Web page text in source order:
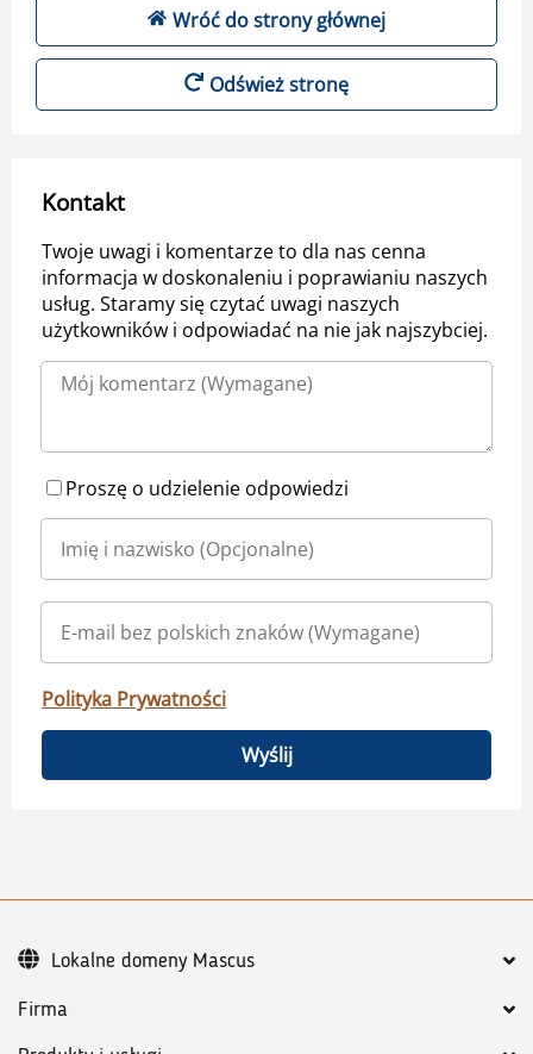
Wróć do strony głównej
Odśwież stronę
Kontakt
Twoje uwagi i komentarze to dla nas cenna
informacja w doskonaleniu i poprawianiu naszych
usług. Staramy się czytać uwagi naszych
użytkowników i odpowiadać na nie jak najszybciej.
Proszę o udzielenie odpowiedzi
Polityka Prywatności
Wyślij
Firma
Lokalne domeny Mascus